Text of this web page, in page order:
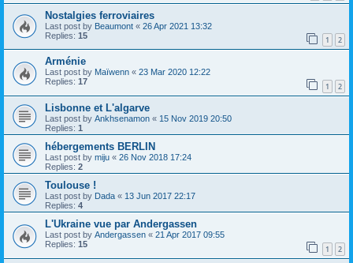
Nostalgies ferroviaires
Last post by Beaumont « 26 Apr 2021 13:32
Replies: 15 1 2
Arménie
Last post by Maïwenn « 23 Mar 2020 12:22
Replies: 17 1 2
Lisbonne et L'algarve
Last post by Ankhsenamon « 15 Nov 2019 20:50
Replies: 1
hébergements BERLIN
Last post by miju « 26 Nov 2018 17:24
Replies: 2
Toulouse !
Last post by Dada « 13 Jun 2017 22:17
Replies: 4
L'Ukraine vue par Andergassen
Last post by Andergassen « 21 Apr 2017 09:55
Replies: 15 1 2